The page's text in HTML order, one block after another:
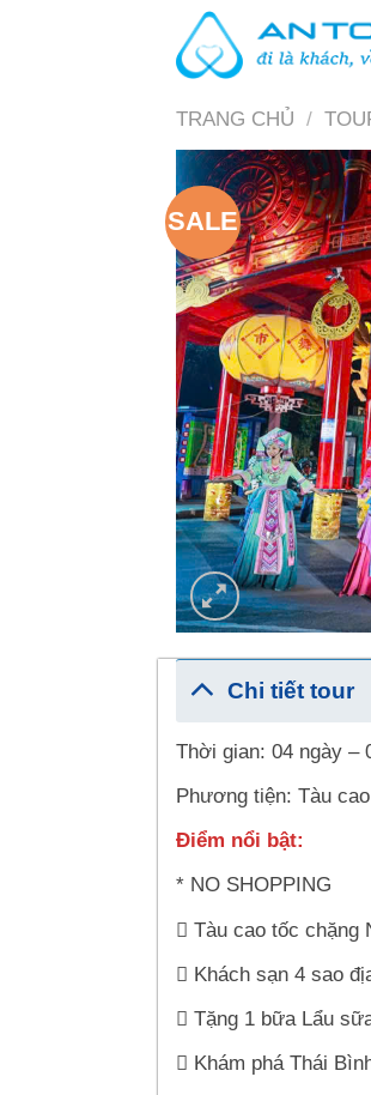
TRANG CHỦ /
SALE
Chi tiết tour
Thời gian: 04 ngày –
Phương tiện: Tàu
Điểm nổi bật:
* NO SHOPPING
 Tàu cao tốc chặng
 Khách sạn 4 sao
 Tặng 1 bữa Lẩu
 Khám phá Thái